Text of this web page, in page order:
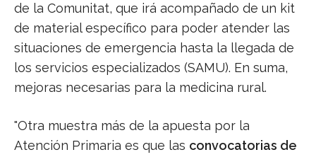
de la Comunitat, que irá acompañado de un kit
de material específico para poder atender las
situaciones de emergencia hasta la llegada de
los servicios especializados (SAMU). En suma,
mejoras necesarias para la medicina rural.
"Otra muestra más de la apuesta por la
Atención Primaria es que las convocatorias de